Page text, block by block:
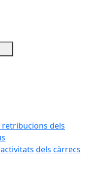
retribucions dels
dels càrrecs